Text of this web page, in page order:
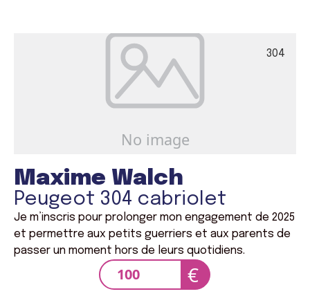
304
Maxime Walch
Peugeot 304 cabriolet
Je m’inscris pour prolonger mon engagement de 2025
et permettre aux petits guerriers et aux parents de
passer un moment hors de leurs quotidiens.